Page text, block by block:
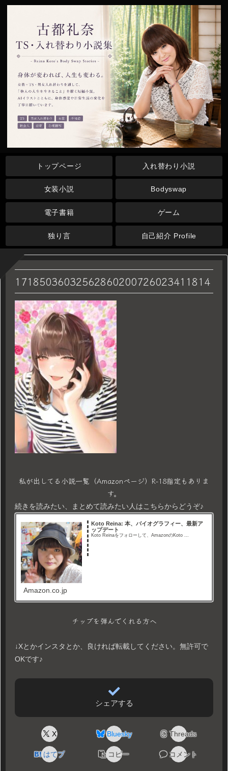
トップページ 入れ替わり小説
女装小説 Bodyswap
電子書籍 ゲーム
独り言 自己紹介 Profile
17185036032562860200726023411814
私が出してる小説一覧（Amazonページ）R-18指定もありま
す。
続きを読みたい、まとめて読みたい人はこちらからどうぞ♪
Koto Reina: 本、バイオグラフィー、最新ア
ップデート
Koto Reinaをフォローして、AmazonのKoto ...
Amazon.co.jp
チップを弾んでくれる方へ
↓Xとかインスタとか、良ければ転載してください。無許可で
OKです♪
シェアする
X Bluesky Threads
はてブ コピー コメント